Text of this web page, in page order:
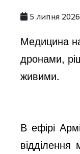
5 липня
Медицина
дронами,
живими.
В ефірі
відділення